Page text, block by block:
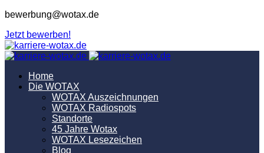
bewerbung@wotax.de
Jetzt bewerben!
Home
Die WOTAX
WOTAX Auszeichnungen
WOTAX Radiospots
Standorte
45 Jahre Wotax
WOTAX Lesezeichen
Blog